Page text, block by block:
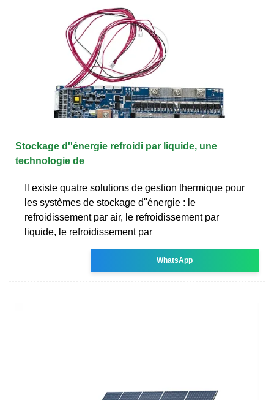
Stockage d''énergie refroidi par liquide, une
technologie de
Il existe quatre solutions de gestion thermique pour
les systèmes de stockage d''énergie : le
refroidissement par air, le refroidissement par
liquide, le refroidissement par
WhatsApp